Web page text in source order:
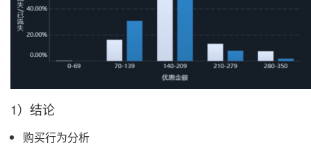
1）结论
购买行为分析